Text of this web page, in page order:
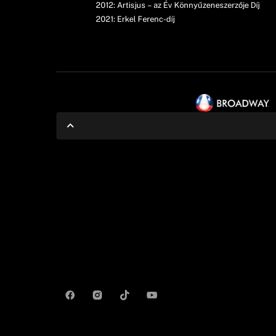
2012: Artisjus – az Év Könnyűzeneszerzője Díj
2021: Erkel Ferenc-díj